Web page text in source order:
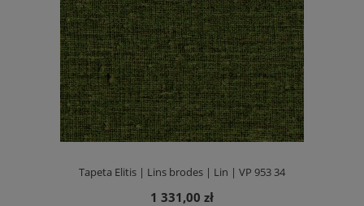
Tapeta Elitis | Lins brodes | Lin | VP 953 34
1 331,00 zł